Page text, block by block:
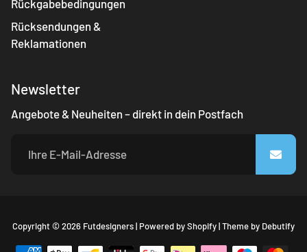
Rückgabebedingungen
Rücksendungen &
Reklamationen
Newsletter
Angebote & Neuheiten – direkt in dein Postfach
Copyright © 2026 Futdesigners| Powered byShopify|Theme by Debutify